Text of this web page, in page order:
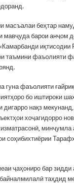
масъалаи беҳтар
мавҷуда барои анҷом
таъмини фаъолияти
фаъолияти
бо иштироки
нақз
хоҷагидорро
минҷумла
соҳибихтиёрии
ҷаҳониро бар зидди
таҳдид